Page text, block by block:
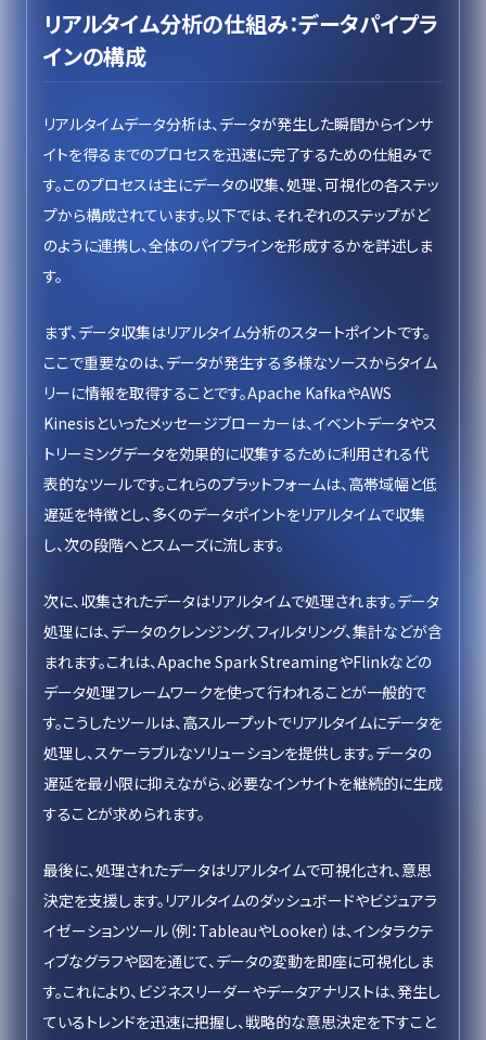
リアルタイム分析の仕組み：データパイプラ
インの構成
リアルタイムデータ分析は、データが発生した瞬間からインサ
イトを得るまでのプロセスを迅速に完了するための仕組みで
す。このプロセスは主にデータの収集、処理、可視化の各ステッ
プから構成されています。以下では、それぞれのステップがど
のように連携し、全体のパイプラインを形成するかを詳述しま
す。
まず、データ収集はリアルタイム分析のスタートポイントです。
ここで重要なのは、データが発生する多様なソースからタイム
リーに情報を取得することです。Apache KafkaやAWS
Kinesisといったメッセージブローカーは、イベントデータやス
トリーミングデータを効果的に収集するために利用される代
表的なツールです。これらのプラットフォームは、高帯域幅と低
遅延を特徴とし、多くのデータポイントをリアルタイムで収集
し、次の段階へとスムーズに流します。
次に、収集されたデータはリアルタイムで処理されます。データ
処理には、データのクレンジング、フィルタリング、集計などが含
まれます。これは、Apache Spark StreamingやFlinkなどの
データ処理フレームワークを使って行われることが一般的で
す。こうしたツールは、高スループットでリアルタイムにデータを
処理し、スケーラブルなソリューションを提供します。データの
遅延を最小限に抑えながら、必要なインサイトを継続的に生成
することが求められます。
最後に、処理されたデータはリアルタイムで可視化され、意思
決定を支援します。リアルタイムのダッシュボードやビジュアラ
イゼーションツール（例：TableauやLooker）は、インタラクテ
ィブなグラフや図を通じて、データの変動を即座に可視化しま
す。これにより、ビジネスリーダーやデータアナリストは、発生し
ているトレンドを迅速に把握し、戦略的な意思決定を下すこと